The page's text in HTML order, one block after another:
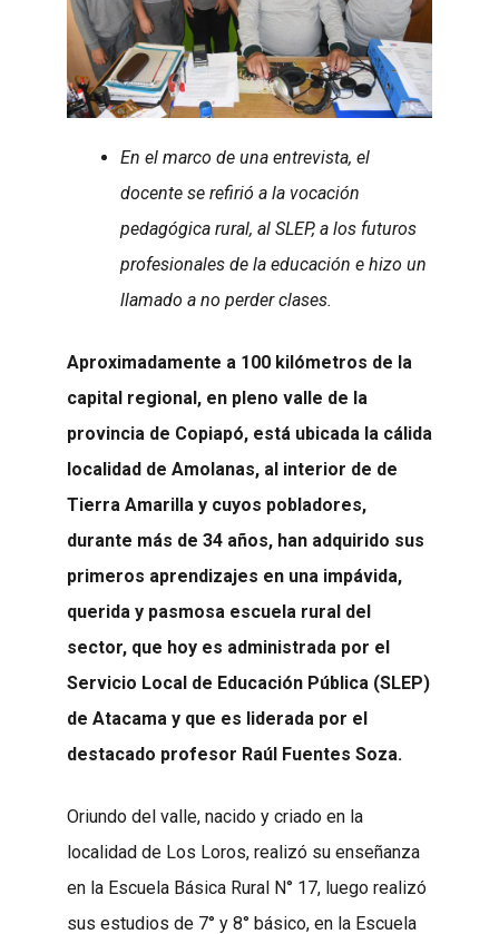
En el marco de una entrevista, el
docente se refirió a la vocación
pedagógica rural, al SLEP, a los futuros
profesionales de la educación e hizo un
llamado a no perder clases.
Aproximadamente a 100 kilómetros de la
capital regional, en pleno valle de la
provincia de Copiapó, está ubicada la cálida
localidad de Amolanas, al interior de de
Tierra Amarilla y cuyos pobladores,
durante más de 34 años, han adquirido sus
primeros aprendizajes en una impávida,
querida y pasmosa escuela rural del
sector, que hoy es administrada por el
Servicio Local de Educación Pública (SLEP)
de Atacama y que es liderada por el
destacado profesor Raúl Fuentes Soza.
Oriundo del valle, nacido y criado en la
localidad de Los Loros, realizó su enseñanza
en la Escuela Básica Rural N° 17, luego realizó
sus estudios de 7° y 8° básico, en la Escuela